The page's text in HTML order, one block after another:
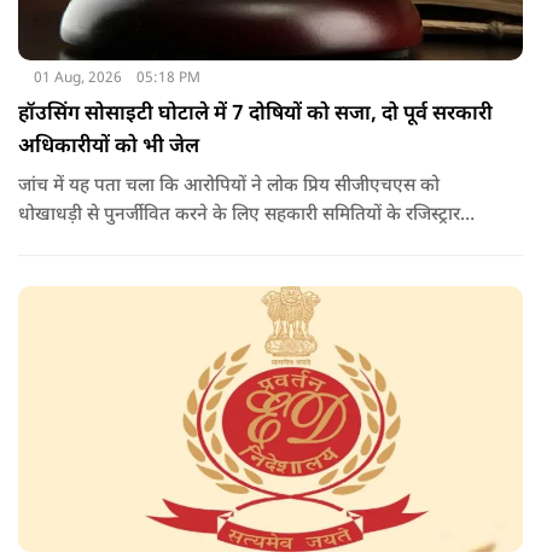
01 Aug, 2026 05:18 PM
हॉउसिंग सोसाइटी घोटाले में 7 दोषियों को सजा, दो पूर्व सरकारी
अधिकारीयों को भी जेल
जांच में यह पता चला कि आरोपियों ने लोक प्रिय सीजीएचएस को
धोखाधड़ी से पुनर्जीवित करने के लिए सहकारी समितियों के रजिस्ट्रार
प्राधिकरण (डीडीए) से भूमि का आवंटन प्राप्त किया.